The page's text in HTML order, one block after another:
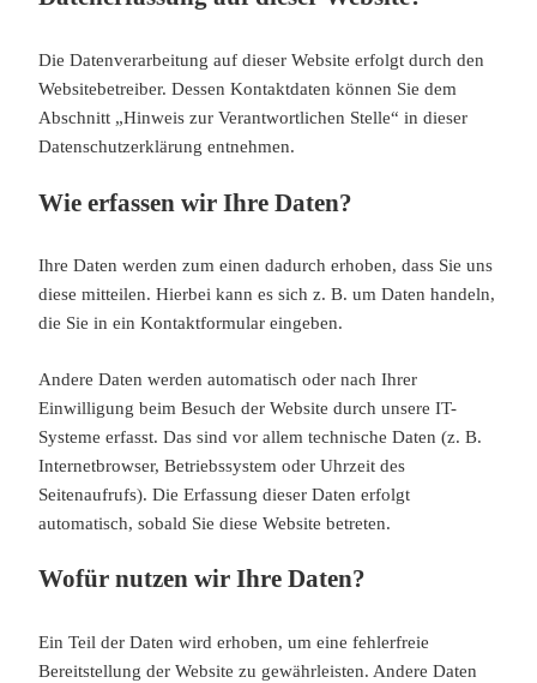
Die Datenverarbeitung auf dieser Website erfolgt durch den
Websitebetreiber. Dessen Kontaktdaten können Sie dem
Abschnitt „Hinweis zur Verantwortlichen Stelle“ in dieser
Datenschutzerklärung entnehmen.
Wie erfassen wir Ihre Daten?
Ihre Daten werden zum einen dadurch erhoben, dass Sie uns
diese mitteilen. Hierbei kann es sich z. B. um Daten handeln,
die Sie in ein Kontaktformular eingeben.
Andere Daten werden automatisch oder nach Ihrer
Einwilligung beim Besuch der Website durch unsere IT-
Systeme erfasst. Das sind vor allem technische Daten (z. B.
Internetbrowser, Betriebssystem oder Uhrzeit des
Seitenaufrufs). Die Erfassung dieser Daten erfolgt
automatisch, sobald Sie diese Website betreten.
Wofür nutzen wir Ihre Daten?
Ein Teil der Daten wird erhoben, um eine fehlerfreie
Bereitstellung der Website zu gewährleisten. Andere Daten